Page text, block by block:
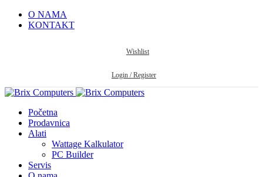
O NAMA
KONTAKT
Wishlist
Login / Register
Početna
Prodavnica
Alati
Wattage Kalkulator
PC Builder
Servis